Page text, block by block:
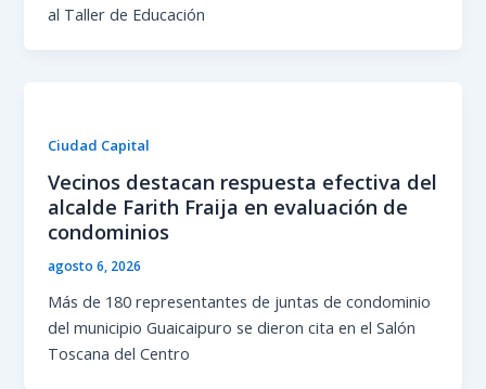
al Taller de Educación
Ciudad Capital
Vecinos destacan respuesta efectiva del
alcalde Farith Fraija en evaluación de
condominios
agosto 6, 2026
Más de 180 representantes de juntas de condominio
del municipio Guaicaipuro se dieron cita en el Salón
Toscana del Centro